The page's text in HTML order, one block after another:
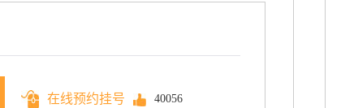
在线预约挂号 40056